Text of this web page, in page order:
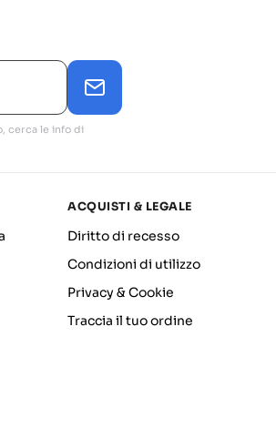
cerca le info di
ACQUISTI & LEGALE
Diritto di recesso
Condizioni di utilizzo
Privacy & Cookie
Traccia il tuo ordine